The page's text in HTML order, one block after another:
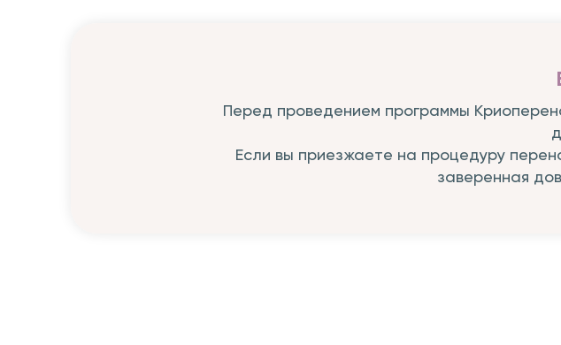
Перед проведением программы
Если вы приезжаете на процедуру
заверенная